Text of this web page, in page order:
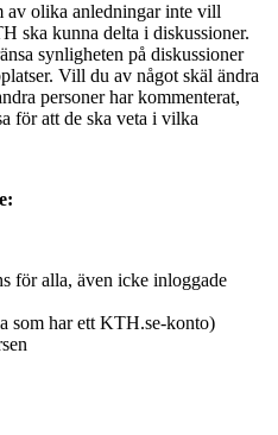
av olika anledningar inte vill
ska kunna delta i diskussioner.
synligheten på diskussioner
Vill du av något skäl ändra
personer har kommenterat,
för att de ska veta i vilka
för alla, även icke inloggade
som har ett KTH.se-konto)